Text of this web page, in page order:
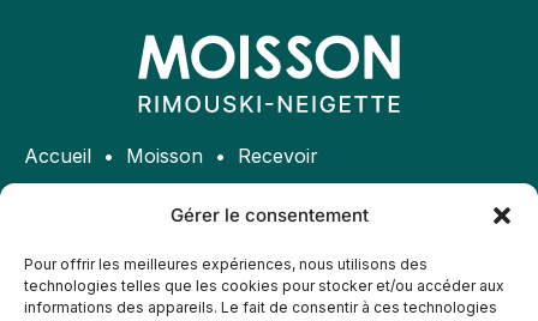
Gérer le consentement
Pour offrir les meilleures expériences, nous utilisons des
technologies telles que les cookies pour stocker et/ou accéder aux
informations des appareils. Le fait de consentir à ces technologies
Accueil Moisson
Recevoir
Bénévole
Participer
Politique de confidentialité
Accrédité par Banque alimentaire Canada